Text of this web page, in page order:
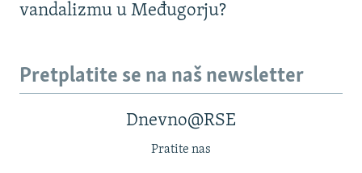
vandalizmu u Međugorju?
Pretplatite se na naš newsletter
Dnevno@RSE
Pratite nas